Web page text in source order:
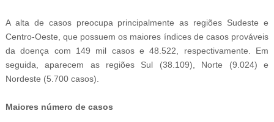
A alta de casos preocupa principalmente as regiões Sudeste e
Centro-Oeste, que possuem os maiores índices de casos prováveis
da doença com 149 mil casos e 48.522, respectivamente. Em
seguida, aparecem as regiões Sul (38.109), Norte (9.024) e
Nordeste (5.700 casos).
Maiores número de casos